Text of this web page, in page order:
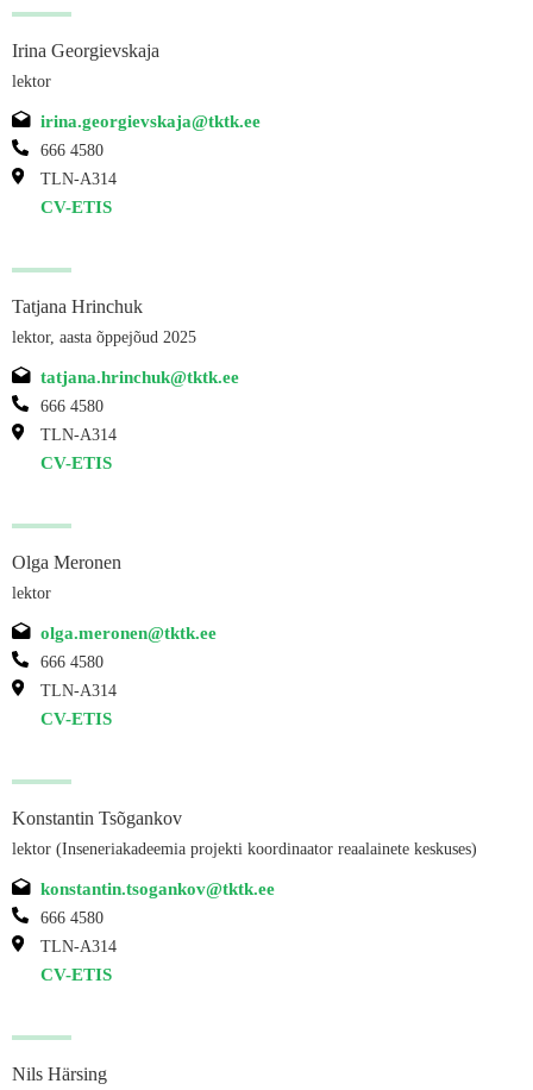
Irina Georgievskaja
lektor
irina.georgievskaja@tktk.ee
666 4580
TLN-A314
CV-ETIS
Tatjana Hrinchuk
lektor, aasta õppejõud 2025
tatjana.hrinchuk@tktk.ee
666 4580
TLN-A314
CV-ETIS
Olga Meronen
lektor
olga.meronen@tktk.ee
666 4580
TLN-A314
CV-ETIS
Konstantin Tsõgankov
lektor (Inseneriakadeemia projekti koordinaator reaalainete keskuses)
konstantin.tsogankov@tktk.ee
666 4580
TLN-A314
CV-ETIS
Nils Härsing